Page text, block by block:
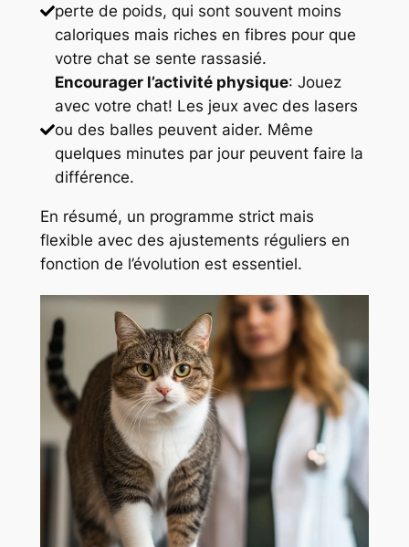
perte de poids, qui sont souvent moins
caloriques mais riches en fibres pour que
votre chat se sente rassasié.
Encourager l’activité physique: Jouez
avec votre chat! Les jeux avec des lasers
ou des balles peuvent aider. Même
quelques minutes par jour peuvent faire la
différence.
En résumé, un programme strict mais
flexible avec des ajustements réguliers en
fonction de l’évolution est essentiel.